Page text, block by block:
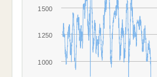
1000
1250
1500